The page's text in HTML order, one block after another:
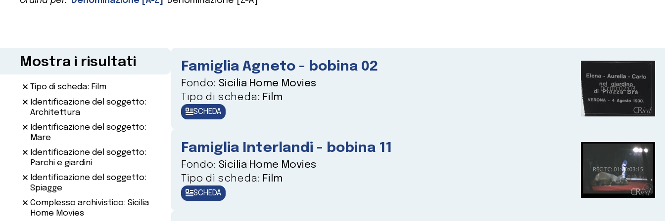
Mostra i risultati
Tipo di scheda: Film
Identificazione del soggetto:
Architettura
Identificazione del soggetto:
Mare
Identificazione del soggetto:
Parchi e giardini
Identificazione del soggetto:
Spiagge
Complesso archivistico: Sicilia
Home Movies
Famiglia Agneto - bobina 02
Fondo: Sicilia Home Movies
Tipo di scheda: Film
SCHEDA
Famiglia Interlandi - bobina 11
Fondo: Sicilia Home Movies
Tipo di scheda: Film
SCHEDA